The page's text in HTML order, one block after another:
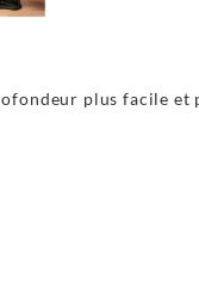
plus facile et